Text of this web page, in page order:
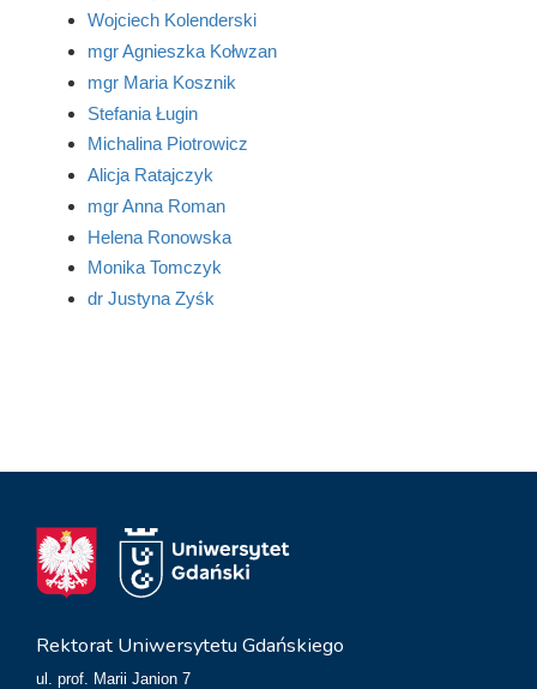
Wojciech Kolenderski
mgr Agnieszka Kołwzan
mgr Maria Kosznik
Stefania Ługin
Michalina Piotrowicz
Alicja Ratajczyk
mgr Anna Roman
Helena Ronowska
Monika Tomczyk
dr Justyna Zyśk
Rektorat Uniwersytetu Gdańskiego
ul. prof. Marii Janion 7